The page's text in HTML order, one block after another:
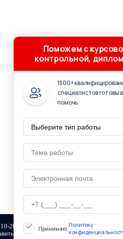
2021
активную ссылку на страницу
Поможем с
контрольной,
1500+
специалистов готовы
помочь
Принимаю Политику